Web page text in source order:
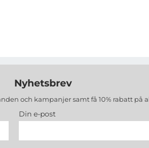
Nyhetsbrev
och kampanjer samt få 10% rabatt på
Din e-post